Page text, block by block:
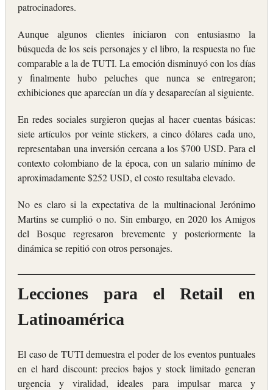
patrocinadores.
Aunque algunos clientes iniciaron con entusiasmo la
búsqueda de los seis personajes y el libro, la respuesta no fue
comparable a la de TUTI. La emoción disminuyó con los días
y finalmente hubo peluches que nunca se entregaron;
exhibiciones que aparecían un día y desaparecían al siguiente.
En redes sociales surgieron quejas al hacer cuentas básicas:
siete artículos por veinte stickers, a cinco dólares cada uno,
representaban una inversión cercana a los $700 USD. Para el
contexto colombiano de la época, con un salario mínimo de
aproximadamente $252 USD, el costo resultaba elevado.
No es claro si la expectativa de la multinacional Jerónimo
Martins se cumplió o no. Sin embargo, en 2020 los Amigos
del Bosque regresaron brevemente y posteriormente la
dinámica se repitió con otros personajes.
Lecciones para el Retail en
Latinoamérica
El caso de TUTI demuestra el poder de los eventos puntuales
en el hard discount: precios bajos y stock limitado generan
urgencia y viralidad, ideales para impulsar marca y